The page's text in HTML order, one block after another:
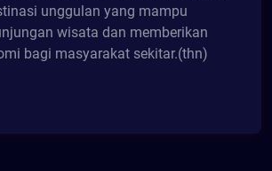
unggulan yang mampu
wisata dan memberikan
bagi masyarakat sekitar.(thn)